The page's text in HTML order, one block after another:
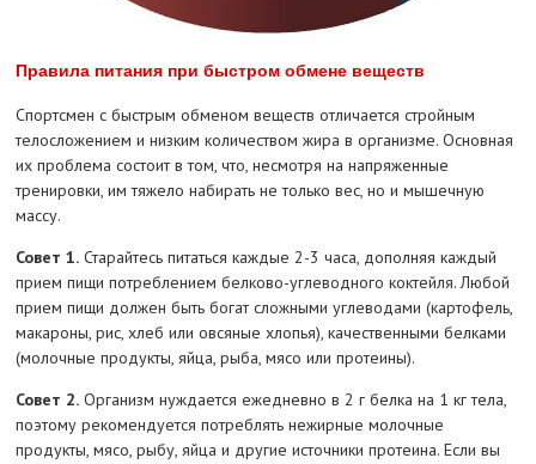
Правила питания при быстром обмене веществ
Спортсмен с быстрым обменом веществ отличается стройным
телосложением и низким количеством жира в организме. Основная
их проблема состоит в том, что, несмотря на напряженные
тренировки, им тяжело набирать не только вес, но и мышечную
массу.
Совет 1.Старайтесь питаться каждые 2-3 часа, дополняя каждый
прием пищи потреблением белково-углеводного коктейля. Любой
прием пищи должен быть богат сложными углеводами (картофель,
макароны, рис, хлеб или овсяные хлопья), качественными белками
(молочные продукты, яйца, рыба, мясо или протеины).
Совет 2.Организм нуждается ежедневно в 2 г белка на 1 кг тела,
поэтому рекомендуется потреблять нежирные молочные
продукты, мясо, рыбу, яйца и другие источники протеина. Если вы